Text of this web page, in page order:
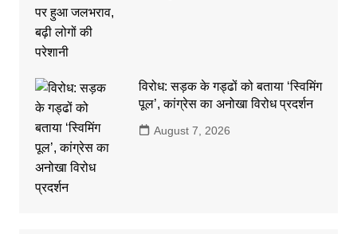
विरोध: सड़क के गड्ढों को बताया ‘स्विमिंग
पूल’, कांग्रेस का अनोखा विरोध प्रदर्शन
August 7, 2026